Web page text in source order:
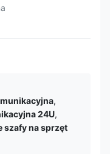
,
24U,
szafy na sprzęt